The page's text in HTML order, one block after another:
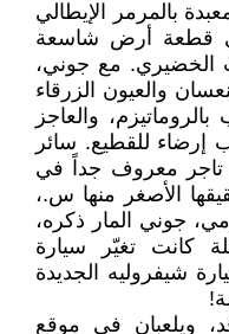
بالمرمر الإيطالي
قطعة أرض شاسعة
الخضيري. مع جوني،
والعيون الزرقاء
والعاجز
للقطيع. سائر
تاجر معروف جداً في
الأصغر منها س.،
جوني المار ذكره،
كانت تغيّر سيارة
شيفروليه الجديدة
ويلعبان في موقع